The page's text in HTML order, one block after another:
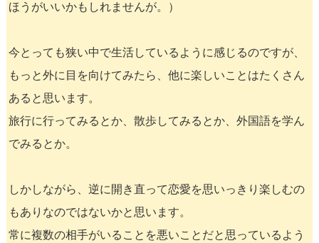
ほうがいいかもしれませんが。）
今とっても狭い中で生活しているように感じるのですが、
もっと外に目を向けてみたら、他に楽しいことはたくさん
あると思います。
旅行に行ってみるとか、散歩してみるとか、外国語を学ん
でみるとか。
しかしながら、逆に開き直って恋愛を思いっきり楽しむの
もありなのではないかと思います。
常に複数の相手がいることを悪いことだと思っているよう